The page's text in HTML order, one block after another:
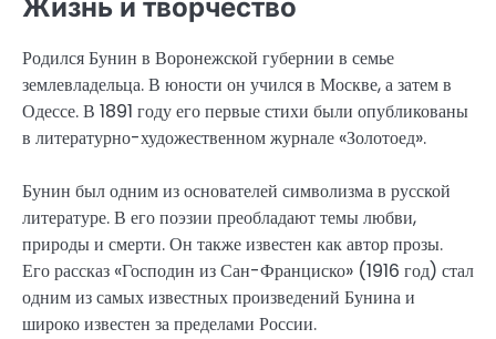
Жизнь и творчество
Родился Бунин в Воронежской губернии в семье
землевладельца. В юности он учился в Москве, а затем в
Одессе. В 1891 году его первые стихи были опубликованы
в литературно-художественном журнале «Золотоед».
Бунин был одним из основателей символизма в русской
литературе. В его поэзии преобладают темы любви,
природы и смерти. Он также известен как автор прозы.
Его рассказ «Господин из Сан-Франциско» (1916 год) стал
одним из самых известных произведений Бунина и
широко известен за пределами России.